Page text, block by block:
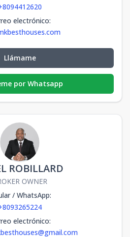
electrónico:
Llámame
por Whatsapp
ROBILLARD
OWNER
/ WhatsApp:
electrónico: